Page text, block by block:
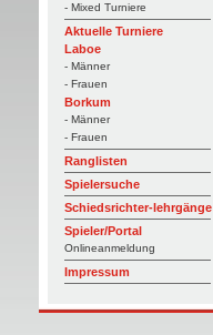
- Mixed Turniere
Aktuelle Turniere
Laboe
- Männer
- Frauen
Borkum
- Männer
- Frauen
Ranglisten
Spielersuche
Schiedsrichter-lehrgänge
Spieler/Portal
Onlineanmeldung
Impressum